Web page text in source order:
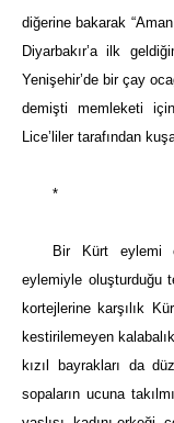
diğerine bakarak
Diyarbakır’a ilk
Yenişehir’de bir çay
demişti memleketi
Lice’liler tarafından
*
Bir Kürt eylemi
eylemiyle oluşturduğu
kortejlerine karşılık
kestirilemeyen
kızıl bayrakları da
sopaların ucuna